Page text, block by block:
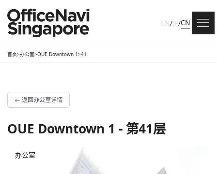
EN/JP/CN
首页>办公室>OUE Downtown 1>41
← 返回办公室详情
OUE Downtown 1 - 第41层
办公室